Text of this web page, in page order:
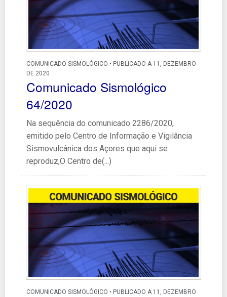
COMUNICADO SISMOLÓGICO • PUBLICADO A 11, DEZEMBRO
DE 2020
Comunicado Sismológico
64/2020
Na sequência do comunicado 2286/2020,
emitido pelo Centro de Informação e Vigilância
Sismovulcânica dos Açores que aqui se
reproduz,O Centro de(...)
COMUNICADO SISMOLÓGICO • PUBLICADO A 11, DEZEMBRO